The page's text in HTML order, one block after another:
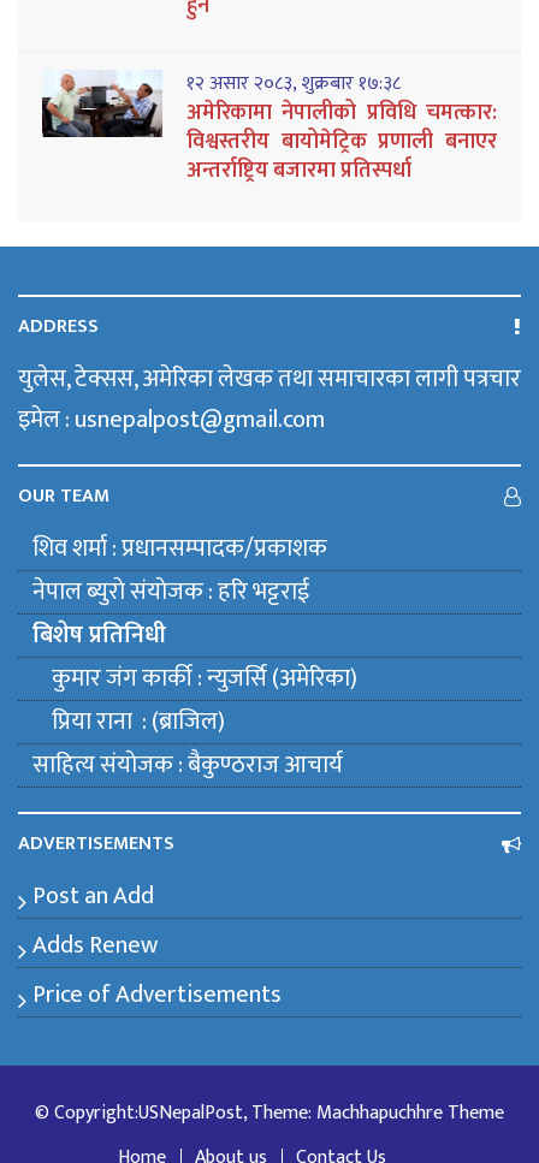
१२ असार २०८३, शुक्रबार १७:३८
अमेरिकामा नेपालीको प्रविधि चमत्कार:
विश्वस्तरीय बायोमेट्रिक प्रणाली बनाएर
अन्तर्राष्ट्रिय बजारमा प्रतिस्पर्धा
ADDRESS
युलेस, टेक्सस, अमेरिका लेखक तथा समाचारका लागी पत्रचार
इमेल : usnepalpost@gmail.com
OUR TEAM
शिव शर्मा : प्रधानसम्पादक/प्रकाशक
नेपाल ब्युराे संयाेजक : हरि भट्टराई
बिशेष प्रतिनिधी
कुमार जंग कार्की : न्युजर्सि (अमेरिका)
प्रिया राना : (ब्राजिल)
साहित्य संयाेजक : बैकुण्ठराज आचार्य
ADVERTISEMENTS
Post an Add
Adds Renew
Price of Advertisements
© Copyright:USNepalPost, Theme: Machhapuchhre Theme